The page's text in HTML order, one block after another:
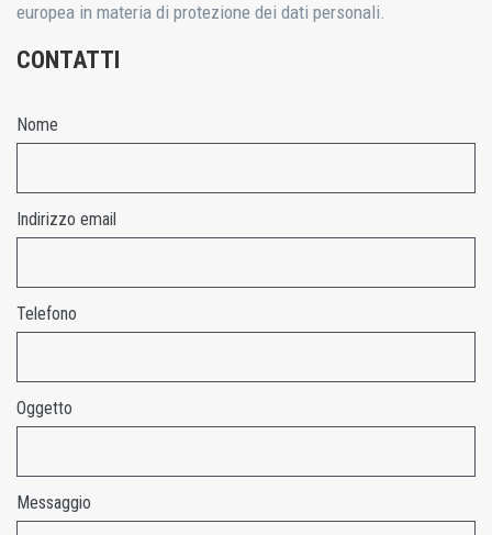
europea in materia di protezione dei dati personali.
CONTATTI
Nome
Indirizzo email
Telefono
Oggetto
Messaggio